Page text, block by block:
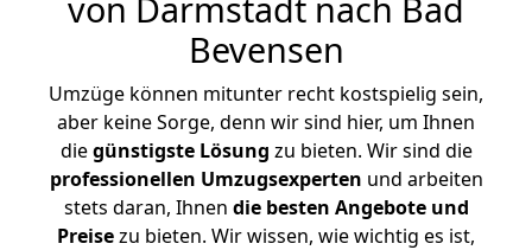
Bevensen
Umzüge können mitunter recht kostspielig sein,
aber keine Sorge, denn wir sind hier, um Ihnen
diegünstigste Lösung zu bieten. Wir sind die
professionellen Umzugsexperten und arbeiten
stets daran, Ihnen die besten Angebote und
Preisezu bieten. Wir wissen, wie wichtig es ist,